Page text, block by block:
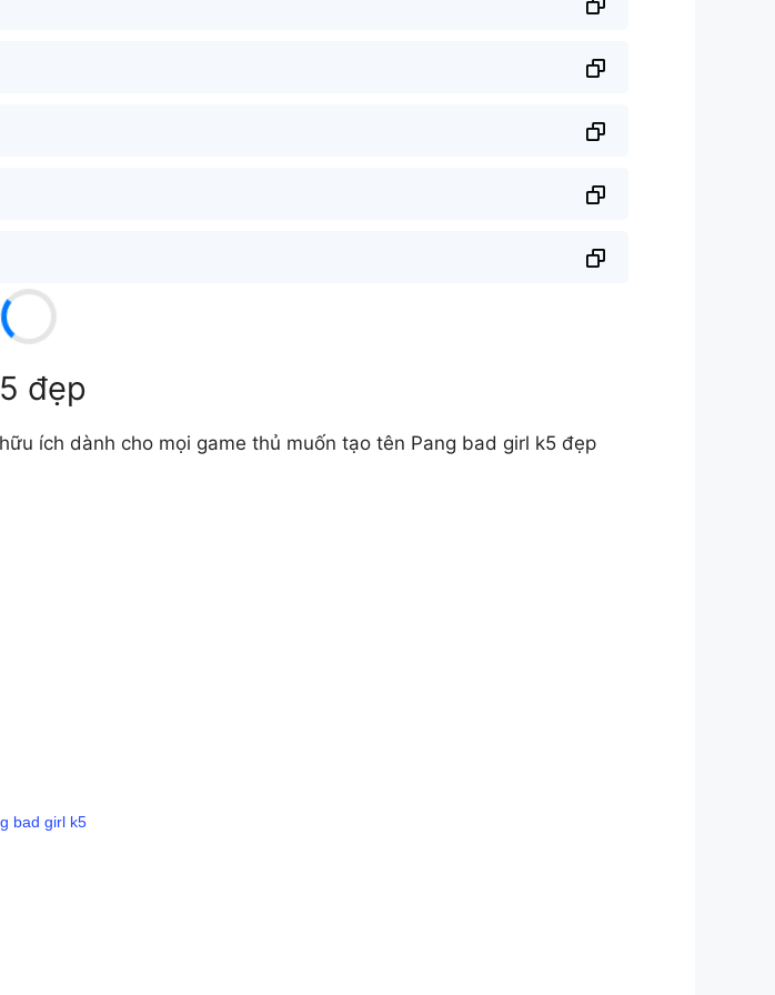
đẹp
ích dành cho mọi game thủ muốn tạo tên Pang bad girl k5 đẹp